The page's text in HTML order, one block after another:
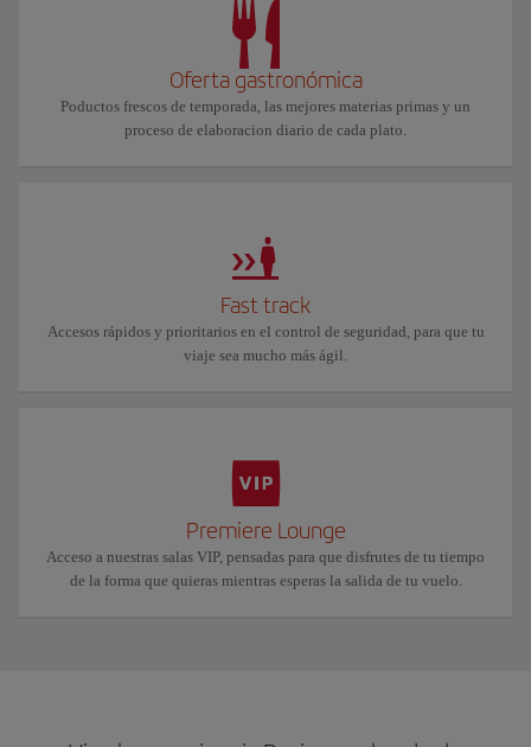
Oferta gastronómica
Poductos frescos de temporada, las mejores materias primas y un
proceso de elaboracion diario de cada plato.
Fast track
Accesos rápidos y prioritarios en el control de seguridad, para que tu
viaje sea mucho más ágil.
Premiere Lounge
Acceso a nuestras salas VIP, pensadas para que disfrutes de tu tiempo
de la forma que quieras mientras esperas la salida de tu vuelo.